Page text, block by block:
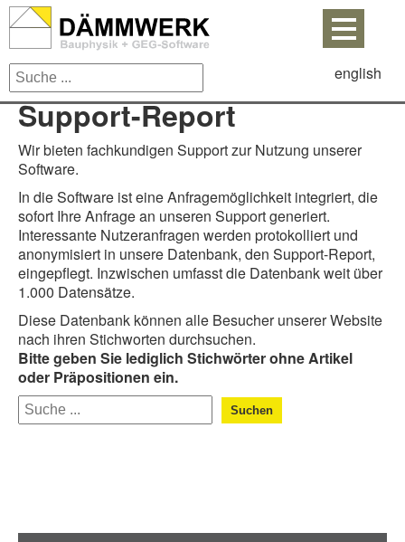
english
Support-Report
Wir bieten fachkundigen Support zur Nutzung unserer
Software.
In die Software ist eine Anfragemöglichkeit integriert, die
sofort Ihre Anfrage an unseren Support generiert.
Interessante Nutzeranfragen werden protokolliert und
anonymisiert in unsere Datenbank, den Support-Report,
eingepflegt. Inzwischen umfasst die Datenbank weit über
1.000 Datensätze.
Diese Datenbank können alle Besucher unserer Website
nach ihren Stichworten durchsuchen.
Bitte geben Sie lediglich Stichwörter ohne Artikel
oder Präpositionen ein.
Suchen